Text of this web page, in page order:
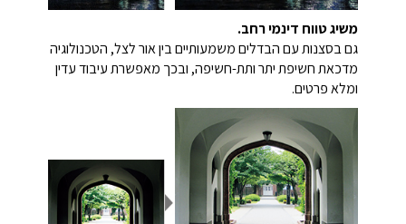
משיג טווח דינמי רחב.
גם בסצנות עם הבדלים משמעותיים בין אור לצל, הטכנולוגיה
מדכאת חשיפת יתר ותת-חשיפה, ובכך מאפשרת עיבוד עדין
ומלא פרטים.